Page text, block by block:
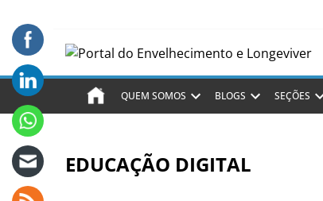
QUEM SOMOS BLOGS SEÇÕES
EDUCAÇÃO DIGITAL